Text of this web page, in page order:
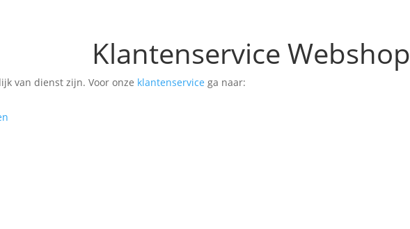
Klantenservice Webshop
van dienst zijn. Voor onze klantenservice ga naar: